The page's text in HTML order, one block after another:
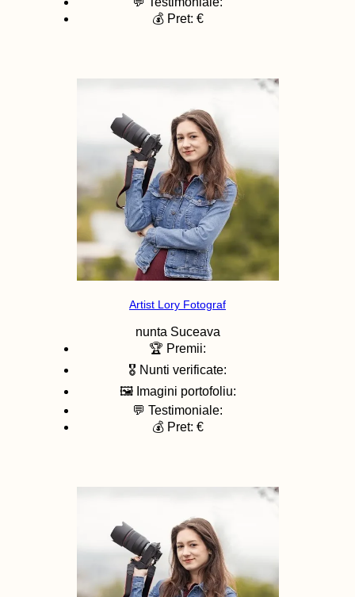
💰 Pret: €
Artist Lory Fotograf
nunta Suceava
🏆 Premii:
🎖️ Nunti verificate:
🖼️ Imagini portofoliu:
💬 Testimoniale:
💰 Pret: €